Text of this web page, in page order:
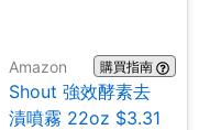
Amazon 購買指南
Shout 強效酵素去
漬噴霧 22oz $3.31